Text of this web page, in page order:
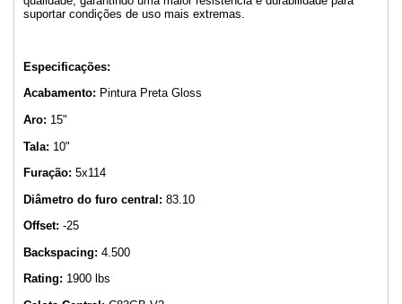
suportar condições de uso mais extremas.
Especificações:
Acabamento: Pintura Preta Gloss
Aro: 15"
Tala: 10"
Furação: 5x114
Diâmetro do furo central: 83.10
Offset: -25
Backspacing: 4.500
Rating: 1900 lbs